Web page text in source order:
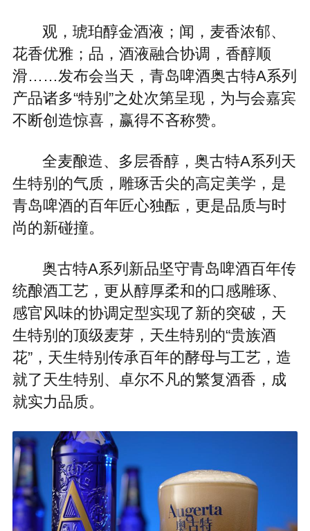
观，琥珀醇金酒液；闻，麦香浓郁、
花香优雅；品，酒液融合协调，香醇顺
滑……发布会当天，青岛啤酒奥古特A系列
产品诸多“特别”之处次第呈现，为与会嘉宾
不断创造惊喜，赢得不吝称赞。
全麦酿造、多层香醇，奥古特A系列天
生特别的气质，雕琢舌尖的高定美学，是
青岛啤酒的百年匠心独酝，更是品质与时
尚的新碰撞。
奥古特A系列新品坚守青岛啤酒百年传
统酿酒工艺，更从醇厚柔和的口感雕琢、
感官风味的协调定型实现了新的突破，天
生特别的顶级麦芽，天生特别的“贵族酒
花”，天生特别传承百年的酵母与工艺，造
就了天生特别、卓尔不凡的繁复酒香，成
就实力品质。